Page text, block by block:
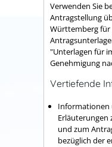
Verwenden Sie
Antragstellung
Württemberg für
"Unterlagen für
Genehmigung
Vertiefende
Informationen
Erläuterungen
und zum
bezüglich der